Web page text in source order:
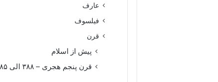
عارف
فیلسوف
قرن
پیش از اسلام
قرن پنجم هجری – ۳۸۸ الی ۴۸۵ شمسی